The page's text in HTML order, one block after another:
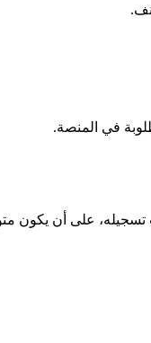
في المنصة.
على أن يكون